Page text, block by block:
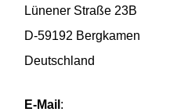
Lünener Straße 23B
D-59192 Bergkamen
Deutschland
E-Mail :